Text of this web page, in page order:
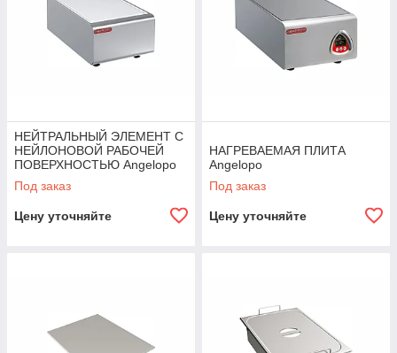
НЕЙТРАЛЬНЫЙ ЭЛЕМЕНТ С
НЕЙЛОНОВОЙ РАБОЧЕЙ
ПОВЕРХНОСТЬЮ Angelopo
Под заказ
Цену уточняйте
НАГРЕВАЕМАЯ ПЛИТА
Angelopo
Под заказ
Цену уточняйте